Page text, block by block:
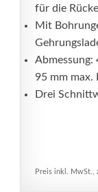
für die
Mit
Abmessung:
95 mm max.
Drei
Preis inkl. MwSt.,